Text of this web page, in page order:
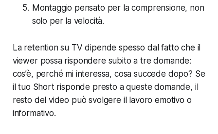
Montaggio pensato per la comprensione, non
solo per la velocità.
La retention su TV dipende spesso dal fatto che il
viewer possa rispondere subito a tre domande:
cos’è, perché mi interessa, cosa succede dopo? Se
il tuo Short risponde presto a queste domande, il
resto del video può svolgere il lavoro emotivo o
informativo.